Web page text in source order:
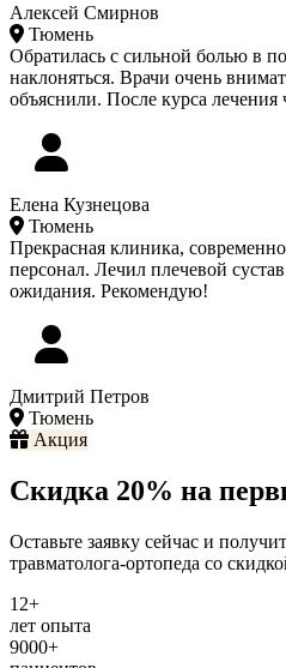
Алексей Смирнов
Тюмень
Обратилась с сильной болью в
наклоняться. Врачи очень
объяснили. После курса лечения
Елена Кузнецова
Тюмень
Прекрасная клиника,
персонал. Лечил плечевой
ожидания. Рекомендую!
Дмитрий Петров
Тюмень
Акция
Скидка 20% на
Оставьте заявку сейчас и
травматолога-ортопеда со
12+
лет опыта
9000+